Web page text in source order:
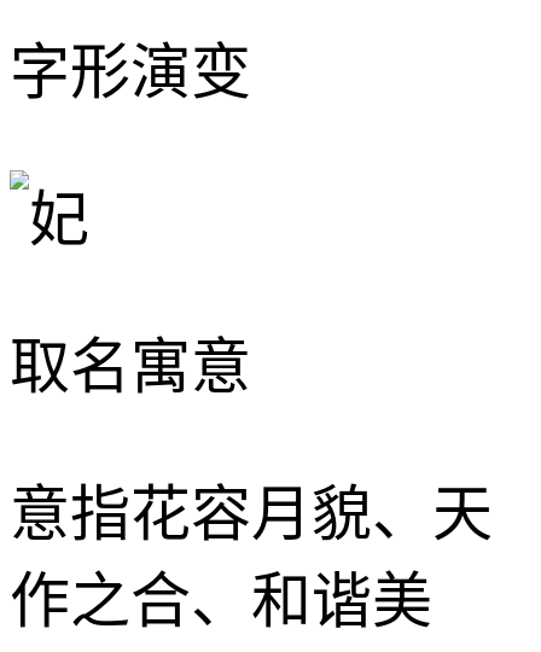
字形演变
取名寓意
意指花容月貌、天
作之合、和谐美